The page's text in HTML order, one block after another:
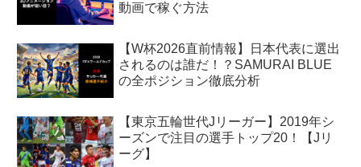
動画で稼ぐ方法
【W杯2026直前情報】日本代表に選出
されるのは誰だ！？SAMURAI BLUE
の全ポジション徹底分析
【東京五輪世代Jリーガー】2019年シ
ーズンで注目の選手トップ20！【Jリ
ーグ】